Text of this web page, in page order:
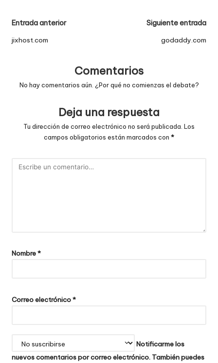
Navegación
de
Entrada anterior
jixhost.com
Siguiente entrada
godaddy.com
Comentarios
No hay comentarios aún. ¿Por qué no comienzas el debate?
Deja una respuesta
Tu dirección de correo electrónico no será publicada. Los
campos obligatorios están marcados con *
Nombre*
Correo electrónico*
Notificarme los
nuevos comentarios por correo electrónico. También puedes